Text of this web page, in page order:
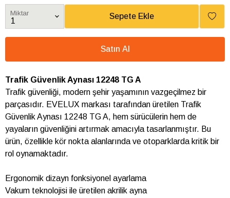
Miktar Sepete Ekle
Satın Al
Trafik Güvenlik Aynası 12248 TG A
Trafik güvenliği, modern şehir yaşamının vazgeçilmez bir
parçasıdır. EVELUX markası tarafından üretilen Trafik
Güvenlik Aynası 12248 TG A, hem sürücülerin hem de
yayaların güvenliğini artırmak amacıyla tasarlanmıştır. Bu
ürün, özellikle kör nokta alanlarında ve otoparklarda kritik bir
rol oynamaktadır.
Ergonomik dizayn fonksiyonel ayarlama
Vakum teknolojisi ile üretilen akrilik ayna